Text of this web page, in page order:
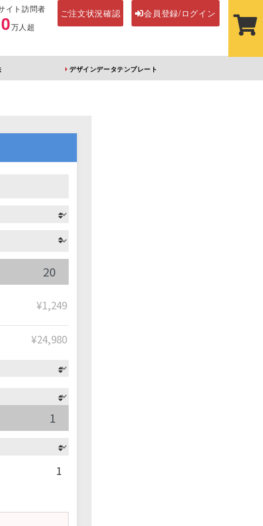
イト訪問者
万人超
ご注文状況確認 会員登録/ログイン
デザインデータテンプレート
オーロラアクリルキー
¥1,249
¥24,980
1